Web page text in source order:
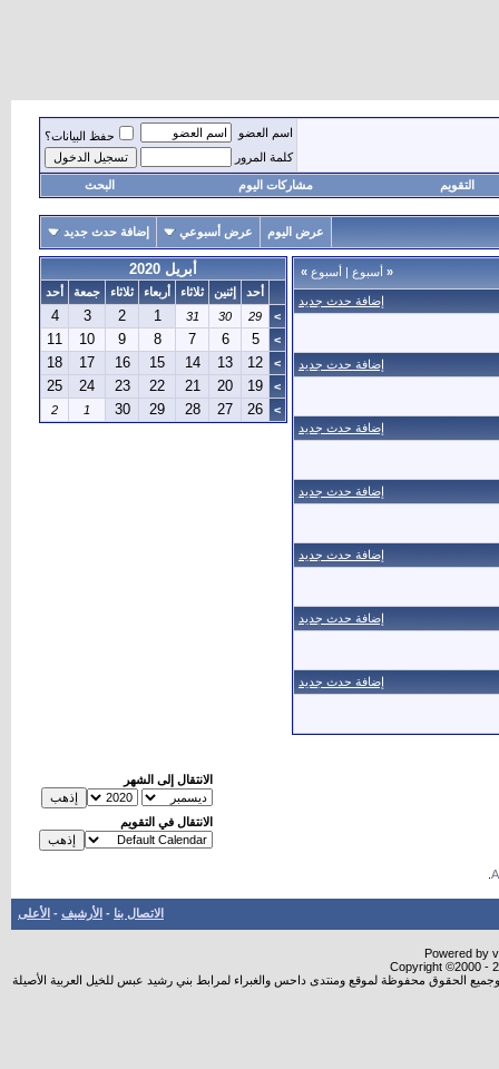
اسم العضو
حفظ البيانات؟
كلمة المرور
التقويم مشاركات اليوم البحث
عرض اليوم عرض أسبوعي إضافة حدث جديد
« أسبوع | أسبوع »
إضافة حدث جديد
إضافة حدث جديد
إضافة حدث جديد
إضافة حدث جديد
إضافة حدث جديد
إضافة حدث جديد
إضافة حدث جديد
أبريل 2020
أحد إثنين ثلاثاء أربعاء ثلاثاء جمعة
أحد
>
29
30
31
1
2
3
4
>
5
6
7
8
9
10
11
>
12
13
14
15
16
17
18
>
19
20
21
22
23
24
25
>
26
27
28
29
30
1
2
الانتقال إلى الشهر
الانتقال في التقويم
الاتصال بنا - الأرشيف - الأعلى
Powered by
Copyright ©2000 -
الحقوق محفوظة لموقع ومنتدى داحس والغبراء لمرابط بني رشيد عبس للخيل العربية الأصيلة